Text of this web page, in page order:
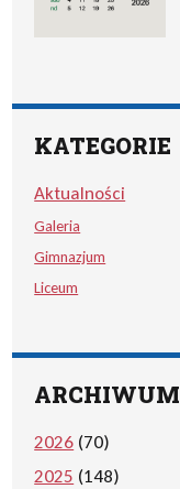
KATEGORIE
Aktualności
Galeria
Gimnazjum
Liceum
ARCHIWUM
2026 (70)
2025 (148)